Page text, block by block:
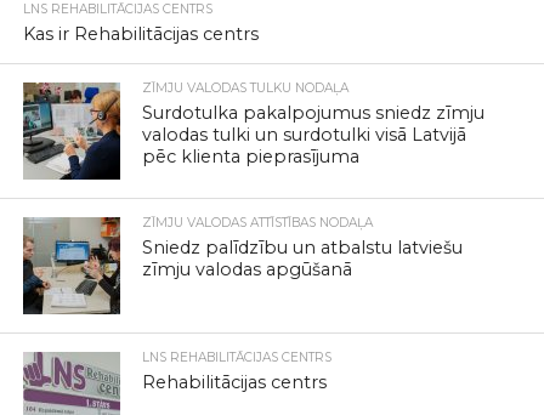
LNS REHABILITĀCIJAS CENTRS
Kas ir Rehabilitācijas centrs
ZĪMJU VALODAS TULKU NODAĻA
Surdotulka pakalpojumus sniedz zīmju
valodas tulki un surdotulki visā Latvijā
pēc klienta pieprasījuma
ZĪMJU VALODAS ATTĪSTĪBAS NODAĻA
Sniedz palīdzību un atbalstu latviešu
zīmju valodas apgūšanā
LNS REHABILITĀCIJAS CENTRS
Rehabilitācijas centrs